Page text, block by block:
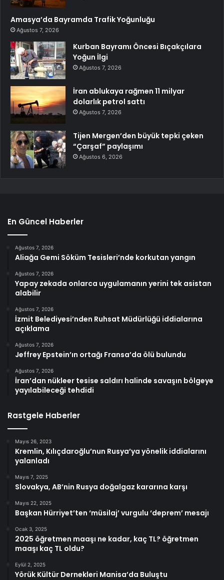
Amasya’da Bayramda Trafik Yoğunluğu
Ağustos 7, 2026
Kurban Bayramı Öncesi Bıçakçılara
Yoğun İlgi
Ağustos 7, 2026
İran ablukaya rağmen 11 milyar
dolarlık petrol sattı
Ağustos 7, 2026
Tijen Mergen’den büyük tepki çeken
“Çarşaf” paylaşımı
Ağustos 6, 2026
En Güncel Haberler
Ağustos 7, 2026
Aliağa Gemi Söküm Tesisleri’nde korkutan yangın
Ağustos 7, 2026
Yapay zekada onlarca uygulamanın yerini tek asistan
alabilir
Ağustos 7, 2026
İzmit Belediyesi’nden Ruhsat Müdürlüğü iddialarına
açıklama
Ağustos 7, 2026
Jeffrey Epstein’ın ortağı Fransa’da ölü bulundu
Ağustos 7, 2026
İran’dan nükleer tesise saldırı halinde savaşın bölgeye
yayılabileceği tehdidi
Rastgele Haberler
Mayıs 26, 2023
Kremlin, Kılıçdaroğlu’nun Rusya’ya yönelik iddialarını
yalanladı
Mayıs 7, 2025
Slovakya, AB’nin Rusya doğalgaz kararına karşı
Mayıs 22, 2025
Başkan Hürriyet’ten ‘müsilaj’ vurgulu ‘deprem’ mesajı
Ocak 3, 2025
2025 öğretmen maaşı ne kadar, kaç TL? öğretmen
maaşı kaç TL oldu?
Eylül 2, 2025
Yörük Kültür Dernekleri Manisa’da Buluştu